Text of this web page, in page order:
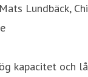
Lundbäck,
kapacitet och